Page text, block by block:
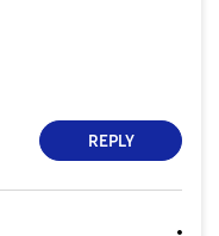
REPLY